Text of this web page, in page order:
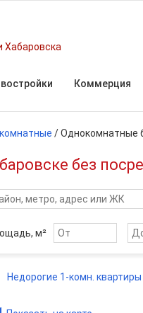
Хабаровска
Коммерция
/Однокомнатные
без
м²
Недорогие 1-комн.